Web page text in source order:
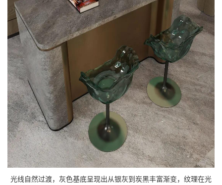
光线自然过渡，灰色基底呈现出从银灰到炭黑丰富渐变，纹理在光